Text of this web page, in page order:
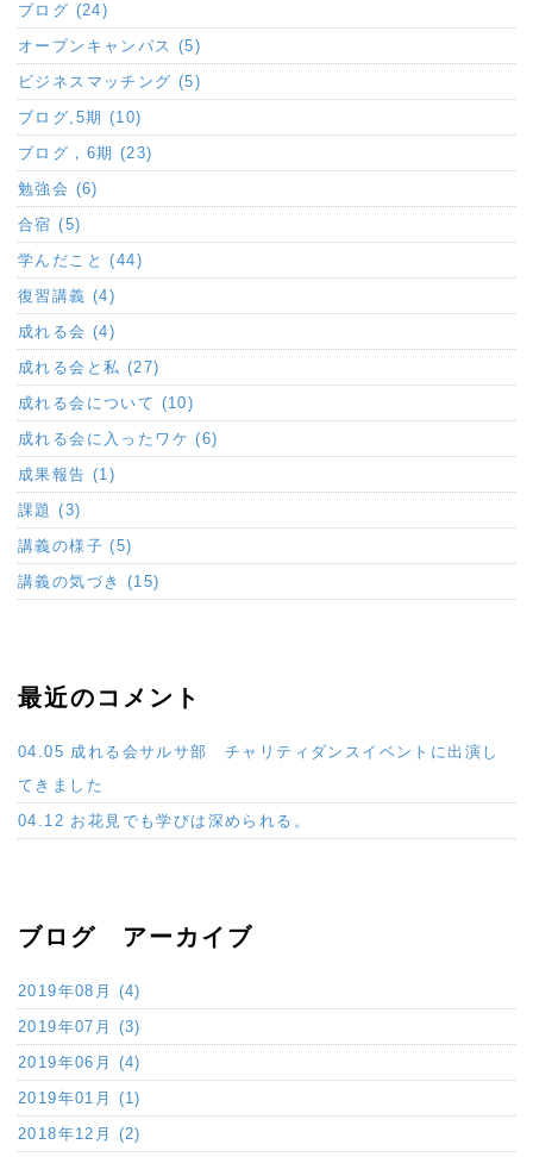
ブログ (24)
オープンキャンパス (5)
ビジネスマッチング (5)
ブログ,5期 (10)
ブログ，6期 (23)
勉強会 (6)
合宿 (5)
学んだこと (44)
復習講義 (4)
成れる会 (4)
成れる会と私 (27)
成れる会について (10)
成れる会に入ったワケ (6)
成果報告 (1)
課題 (3)
講義の様子 (5)
講義の気づき (15)
最近のコメント
04.05 成れる会サルサ部 チャリティダンスイベントに出演し
てきました
04.12 お花見でも学びは深められる。
ブログ アーカイブ
2019年08月 (4)
2019年07月 (3)
2019年06月 (4)
2019年01月 (1)
2018年12月 (2)